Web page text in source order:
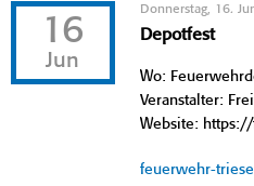
16
Jun
Donnerstag, 16.
Depotfest
Wo:
Veranstalter:
Website:
feuerwehr-